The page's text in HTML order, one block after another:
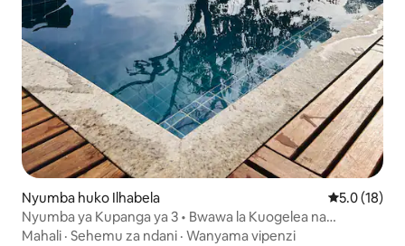
Nyumba huko Ilhabela Ukadiriaji
5.0 (18)
Nyumba ya Kupanga ya 3 • Bwawa la Kuogelea na
Mwonekano wa Bahari
Mahali · Sehemu za ndani · Wanyama vipenzi